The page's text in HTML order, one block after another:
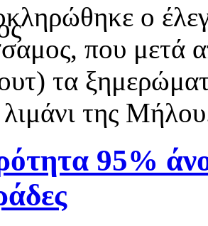
ο
που μετά
τα
της
95%